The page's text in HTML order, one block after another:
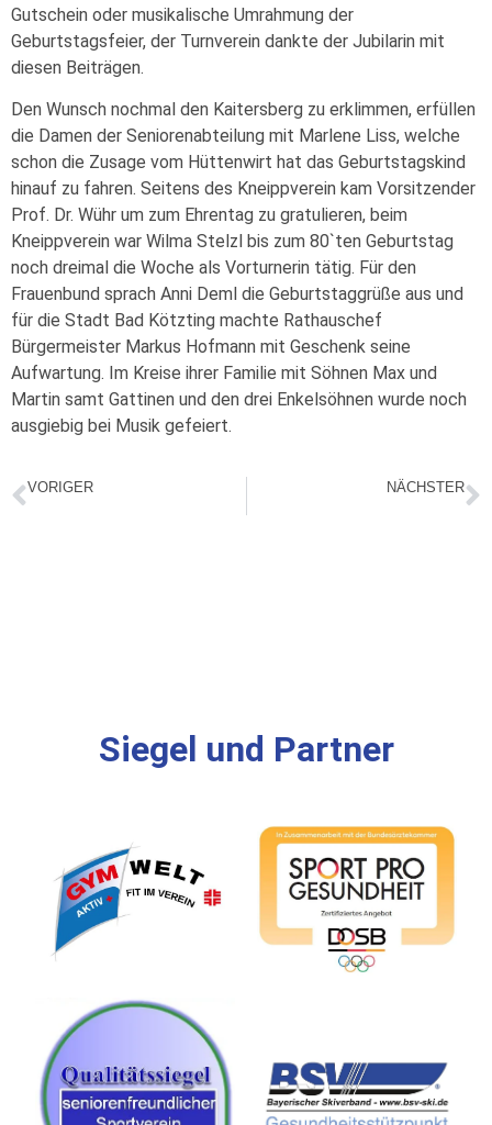
Gutschein oder musikalische Umrahmung der
Geburtstagsfeier, der Turnverein dankte der Jubilarin mit
diesen Beiträgen.
Den Wunsch nochmal den Kaitersberg zu erklimmen, erfüllen
die Damen der Seniorenabteilung mit Marlene Liss, welche
schon die Zusage vom Hüttenwirt hat das Geburtstagskind
hinauf zu fahren. Seitens des Kneippverein kam Vorsitzender
Prof. Dr. Wühr um zum Ehrentag zu gratulieren, beim
Kneippverein war Wilma Stelzl bis zum 80`ten Geburtstag
noch dreimal die Woche als Vorturnerin tätig. Für den
Frauenbund sprach Anni Deml die Geburtstaggrüße aus und
für die Stadt Bad Kötzting machte Rathauschef
Bürgermeister Markus Hofmann mit Geschenk seine
Aufwartung. Im Kreise ihrer Familie mit Söhnen Max und
Martin samt Gattinen und den drei Enkelsöhnen wurde noch
ausgiebig bei Musik gefeiert.
VORIGER NÄCHSTER
Siegel und Partner